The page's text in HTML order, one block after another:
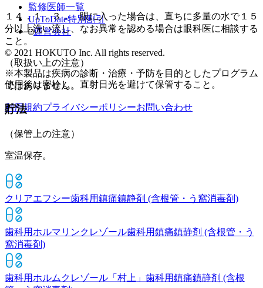
１４．１．３． 眼に入った場合は、直ちに多量の水で１５
分以上洗い流し、なお異常を認める場合は眼科医に相談する
こと。
（取扱い上の注意）
使用後は密栓し、直射日光を避けて保管すること。
貯法
（保管上の注意）
室温保存。
クリアエフシー歯科用鎮痛鎮静剤 (含根管・う窩消毒剤)
歯科用ホルマリンクレゾール歯科用鎮痛鎮静剤 (含根管・う
窩消毒剤)
歯科用ホルムクレゾール「村上」 歯科用鎮痛鎮静剤 (含根
監修医師一覧
UpToDate特別割引
運営会社
© 2021 HOKUTO Inc. All rights reserved.
※本製品は疾病の診断・治療・予防を目的としたプログラム
ではありません。
利用規約プライバシーポリシーお問い合わせ